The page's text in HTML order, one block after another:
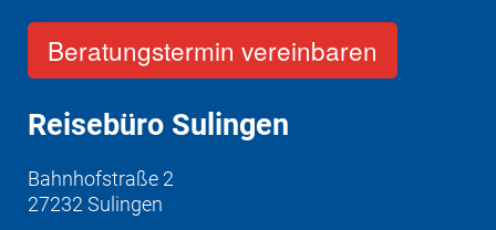
Beratungstermin vereinbaren
Reisebüro Sulingen
Bahnhofstraße 2
27232 Sulingen